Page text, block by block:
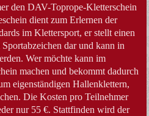
den DAV-Toprope-Kletterschein
dient zum Erlernen der
im Klettersport, er stellt einen
dar und kann in
Wer möchte kann im
machen und bekommt dadurch
eigenständigen Hallenklettern,
Die Kosten pro Teilnehmer
nur 55 €. Stattfinden wird der